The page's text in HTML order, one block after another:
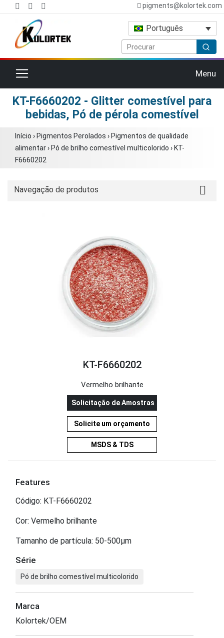
pigments@kolortek.com
Português
Alternar navegação Menu
KT-F6660202 - Glitter comestível para
bebidas, Pó de pérola comestível
Início › Pigmentos Perolados › Pigmentos de qualidade
alimentar› Pó de brilho comestível multicolorido › KT-
F6660202
Navegação de produtos
KT-F6660202
Vermelho brilhante
Solicitação de Amostras
Solicite um orçamento
MSDS & TDS
Features
Código: KT-F6660202
Cor: Vermelho brilhante
Tamanho de partícula: 50-500μm
Série
Pó de brilho comestível multicolorido
Marca
Kolortek/OEM